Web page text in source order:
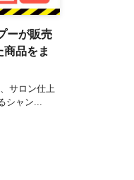
ーが販売
品をま
サロン仕上
シャン...